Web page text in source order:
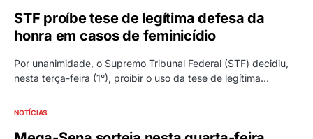
STF proíbe tese de legítima defesa da
honra em casos de feminicídio
Por unanimidade, o Supremo Tribunal Federal (STF) decidiu,
nesta terça-feira (1°), proibir o uso da tese de legítima…
NOTÍCIAS